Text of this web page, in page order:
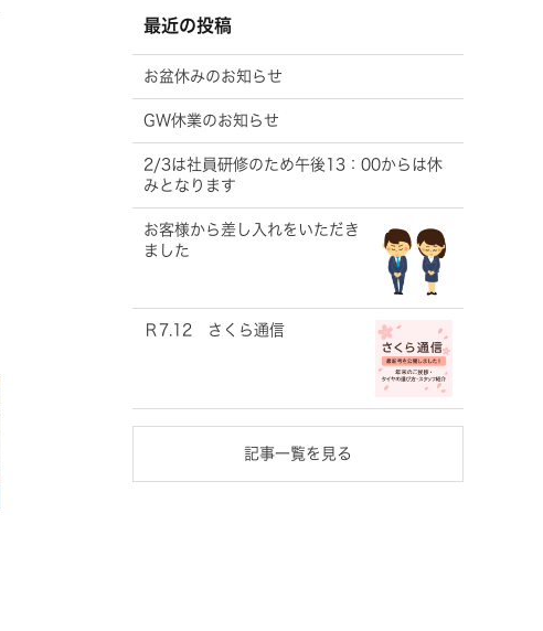
最近の投稿
お盆休みのお知らせ
GW休業のお知らせ
2/3は社員研修のため午後13：00からは休
みとなります
お客様から差し入れをいただき
ました
Ｒ7.12 さくら通信
記事一覧を見る